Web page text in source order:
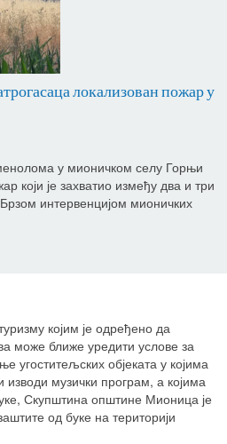
локализован пожар у
у мионичком селу Горњи
који је захватио између два и три
интервенцијом мионичких
којим је одређено да
може ближе уредити услове за
угоститељских објеката у којима
изводи музички програм, а којима
Скупштина општине Мионица је
од буке на територији